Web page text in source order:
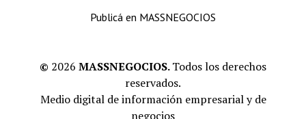
Publicá en MASSNEGOCIOS
© 2026 MASSNEGOCIOS.Todos los derechos
reservados.
Medio digital de información empresarial y de
negocios